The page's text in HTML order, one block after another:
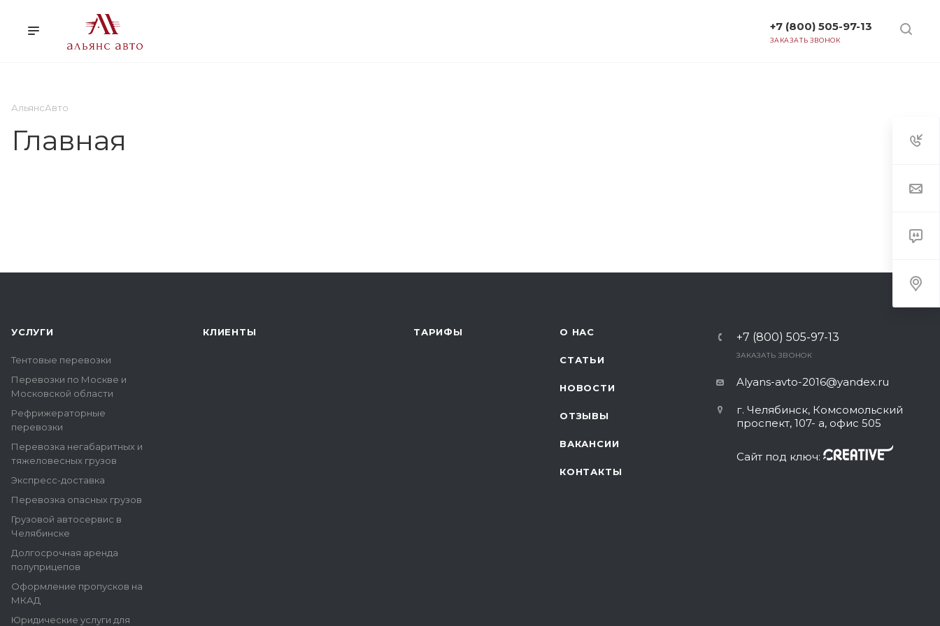
+7 (800) 505-97-13
ЗАКАЗАТЬ ЗВОНОК
АльянсАвто
Главная
УСЛУГИ
Тентовые перевозки
Перевозки по Москве и
Московской области
Рефрижераторные
перевозки
Перевозка негабаритных и
тяжеловесных грузов
Экспресс-доставка
Перевозка опасных грузов
Грузовой автосервис в
Челябинске
Долгосрочная аренда
полуприцепов
Оформление пропусков на
МКАД
Юридические услуги для
КЛИЕНТЫ ТАРИФЫ О НАС
СТАТЬИ
НОВОСТИ
ОТЗЫВЫ
ВАКАНСИИ
КОНТАКТЫ
+7 (800) 505-97-13
ЗАКАЗАТЬ ЗВОНОК
Alyans-avto-2016@yandex.ru
г. Челябинск, Комсомольский
проспект, 107- а, офис 505
Сайт под ключ: